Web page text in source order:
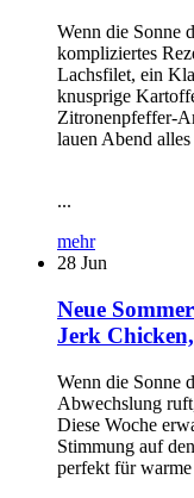
Wenn die Sonne
kompliziertes
Lachsfilet, ein
knusprige
Zitronenpfeffer-
lauen Abend
...
mehr
28 Jun
Neue
Jerk
Wenn die Sonne
Abwechslung
Diese Woche
Stimmung auf
perfekt für warme